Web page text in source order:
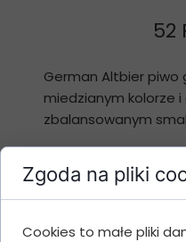
Dodaj
German Altbier
miedzianym kolorze
zbalansowanym
52
Zgoda na pliki
Cookies to małe pliki